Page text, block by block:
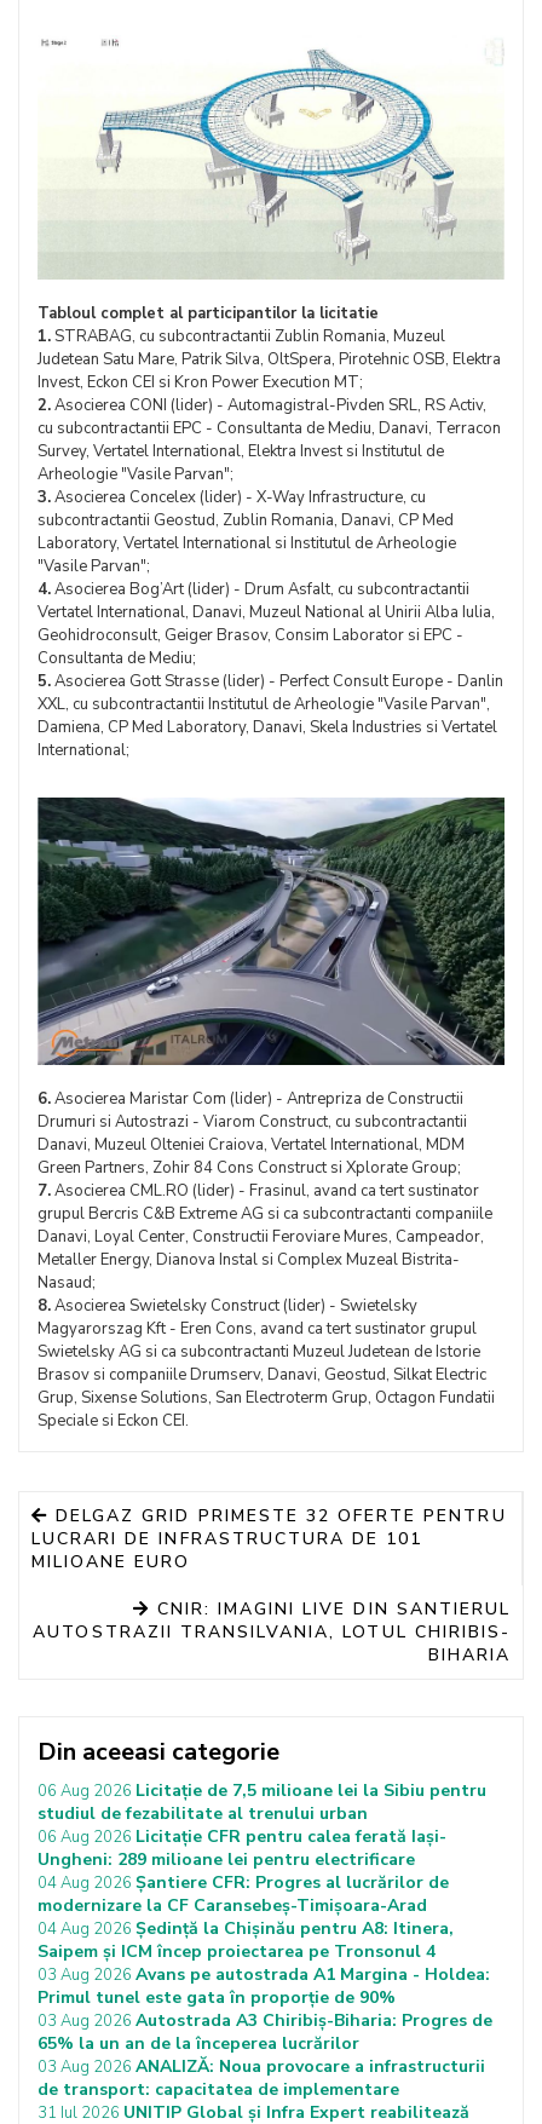
Tabloul complet al participantilor la licitatie
1.STRABAG, cu subcontractantii Zublin Romania, Muzeul
Judetean Satu Mare, Patrik Silva, OltSpera, Pirotehnic OSB, Elektra
Invest, Eckon CEI si Kron Power Execution MT;
2.Asocierea CONI (lider) - Automagistral-Pivden SRL, RS Activ,
cu subcontractantii EPC - Consultanta de Mediu, Danavi, Terracon
Survey, Vertatel International, Elektra Invest si Institutul de
Arheologie "Vasile Parvan";
3.Asocierea Concelex (lider) - X-Way Infrastructure, cu
subcontractantii Geostud, Zublin Romania, Danavi, CP Med
Laboratory, Vertatel International si Institutul de Arheologie
"Vasile Parvan";
4.Asocierea Bog’Art (lider) - Drum Asfalt, cu subcontractantii
Vertatel International, Danavi, Muzeul National al Unirii Alba Iulia,
Geohidroconsult, Geiger Brasov, Consim Laborator si EPC -
Consultanta de Mediu;
5.Asocierea Gott Strasse (lider) - Perfect Consult Europe - Danlin
XXL, cu subcontractantii Institutul de Arheologie "Vasile Parvan",
Damiena, CP Med Laboratory, Danavi, Skela Industries si Vertatel
International;
6.Asocierea Maristar Com (lider) - Antrepriza de Constructii
Drumuri si Autostrazi - Viarom Construct, cu subcontractantii
Danavi, Muzeul Olteniei Craiova, Vertatel International, MDM
Green Partners, Zohir 84 Cons Construct si Xplorate Group;
7.Asocierea CML.RO (lider) - Frasinul, avand ca tert sustinator
grupul Bercris C&B Extreme AG si ca subcontractanti companiile
Danavi, Loyal Center, Constructii Feroviare Mures, Campeador,
Metaller Energy, Dianova Instal si Complex Muzeal Bistrita-
Nasaud;
8.Asocierea Swietelsky Construct (lider) - Swietelsky
Magyarorszag Kft - Eren Cons, avand ca tert sustinator grupul
Swietelsky AG si ca subcontractanti Muzeul Judetean de Istorie
Brasov si companiile Drumserv, Danavi, Geostud, Silkat Electric
Grup, Sixense Solutions, San Electroterm Grup, Octagon Fundatii
Speciale si Eckon CEI.
DELGAZ GRID PRIMESTE 32 OFERTE PENTRU
LUCRARI DE INFRASTRUCTURA DE 101
MILIOANE EURO
CNIR: IMAGINI LIVE DIN SANTIERUL
AUTOSTRAZII TRANSILVANIA, LOTUL CHIRIBIS-
BIHARIA
Din aceeasi categorie
06 Aug 2026 Licitație de 7,5 milioane lei la Sibiu pentru
studiul de fezabilitate al trenului urban
06 Aug 2026 Licitație CFR pentru calea ferată Iași-
Ungheni: 289 milioane lei pentru electrificare
04 Aug 2026 Șantiere CFR: Progres al lucrărilor de
modernizare la CF Caransebeș-Timișoara-Arad
04 Aug 2026 Ședință la Chișinău pentru A8: Itinera,
Saipem și ICM încep proiectarea pe Tronsonul 4
03 Aug 2026 Avans pe autostrada A1 Margina - Holdea:
Primul tunel este gata în proporție de 90%
03 Aug 2026 Autostrada A3 Chiribiș-Biharia: Progres de
65% la un an de la începerea lucrărilor
03 Aug 2026 ANALIZĂ: Noua provocare a infrastructurii
de transport: capacitatea de implementare
31 Iul 2026 UNITIP Global și Infra Expert reabilitează